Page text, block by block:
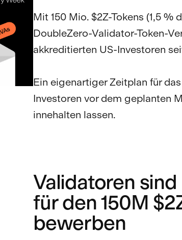
Mit 150 Mio. $2Z-Tokens (1,5
DoubleZero-Validator-Token-
akkreditierten US-Investoren
Ein eigenartiger Zeitplan für
Investoren vor dem geplanten
innehalten lassen.
Validatoren
für den 150M
bewerben